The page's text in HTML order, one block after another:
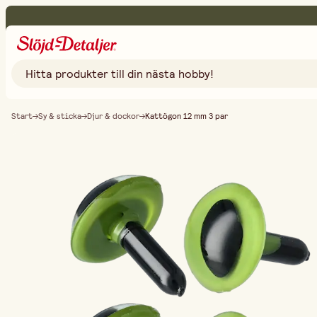
Start Sy & sticka Djur & dockor Kattögon 12 mm 3 par